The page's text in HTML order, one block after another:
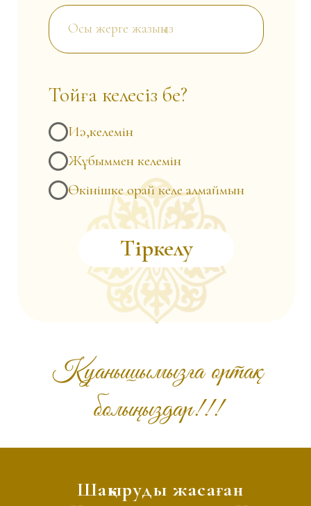
МОБИЛЬДІ ҚҰРЫЛҒЫЛАРҒА
ШАҚЫРУ САЙТТАРЫНА ТАПСЫРЫС
БЕРУ ҮШІН ТЕКСТІН ҮСТІН БАСЫҢЫЗ!
+7 775 992 3480